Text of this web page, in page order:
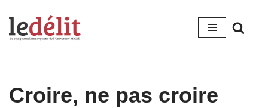
Aller
Croire, ne pas croire